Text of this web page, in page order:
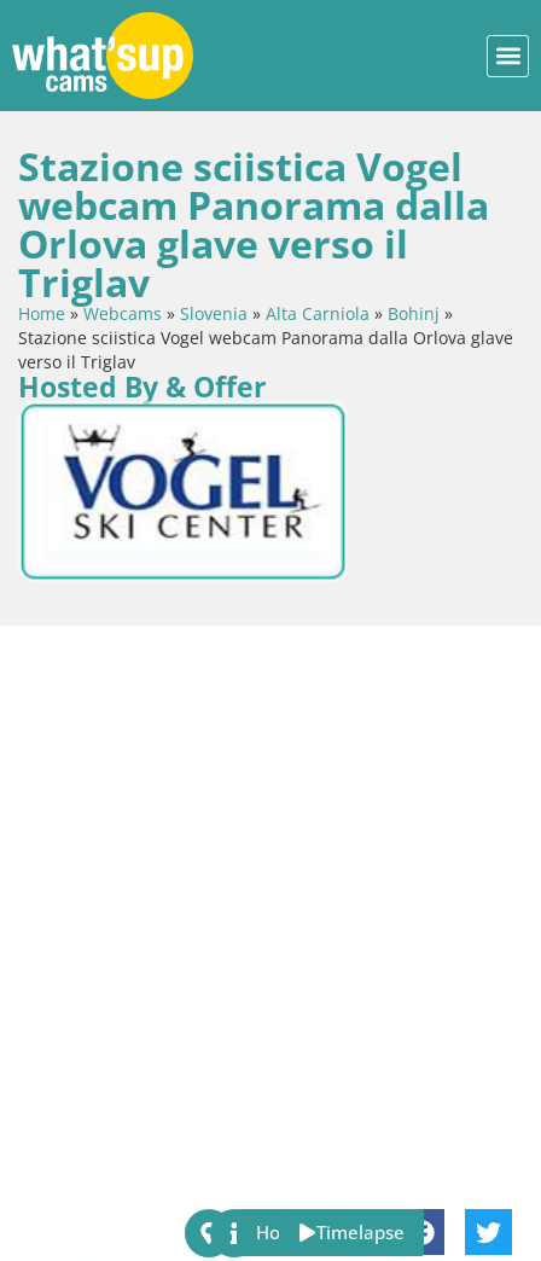
Stazione sciistica Vogel
webcam Panorama dalla
Orlova glave verso il
Triglav
Home »Webcams » Slovenia » Alta Carniola » Bohinj »
Stazione sciistica Vogel webcam Panorama dalla Orlova glave
verso il Triglav
Hosted By & Offer
Share:
Host Timelapse